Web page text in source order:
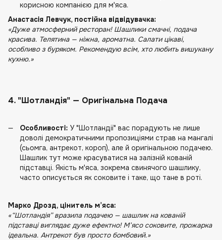
корисною компанією для м'яса.
Анастасія Левчук, постійна відвідувачка:
«Дуже атмосферний ресторан! Шашлики смачні, подача
красива. Телятина — ніжна, ароматна. Салати цікаві,
особливо з буряком. Рекомендую всім, хто любить вишукану
кухню.»
4. "Шотландія" — Оригінальна Подача
Особливості: У "Шотландії" вас порадують не лише
доволі демократичними пропозиціями страв на мангалі
(сьомга, антрекот, короп), але й оригінальною подачею.
Шашлик тут може красуватися на залізній кованій
підставці. Якість м'яса, зокрема свинячого шашлику,
часто описується як соковите і таке, що тане в роті.
Марко Дрозд, цінитель м’яса:
«“Шотландія” вразила подачею — шашлик на кованій
підставці виглядає дуже ефектно! М’ясо соковите, прожарка
ідеальна. Антрекот був просто бомбовий.»